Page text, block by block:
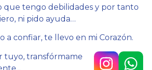
que tengo debilidades y por tanto
ni pido ayuda…
a confiar, te llevo en mi Corazón.
tuyo, transfórmame